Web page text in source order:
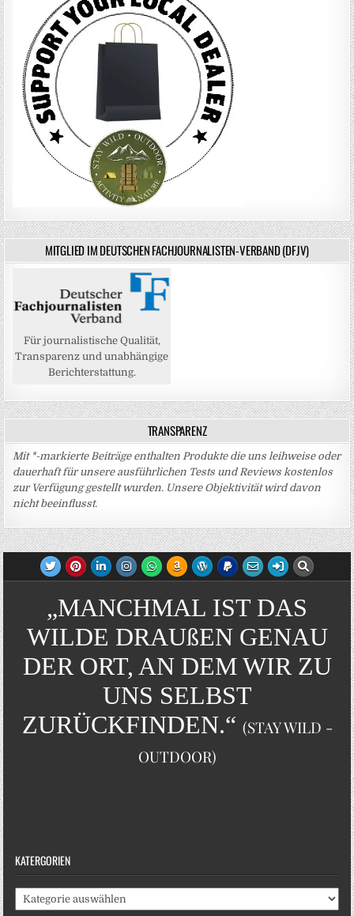
MITGLIED IM DEUTSCHEN FACHJOURNALISTEN-VERBAND (DFJV)
Für journalistische Qualität,
Transparenz und unabhängige
Berichterstattung.
TRANSPARENZ
Mit *-markierte Beiträge enthalten Produkte die uns leihweise oder
dauerhaft für unsere ausführlichen Tests und Reviews kostenlos
zur Verfügung gestellt wurden. Unsere Objektivität wird davon
nicht beeinflusst.
„MANCHMAL IST DAS
WILDE DRAUßEN GENAU
DER ORT, AN DEM WIR ZU
UNS SELBST
ZURÜCKFINDEN.“ (STAY WILD -
OUTDOOR)
KATERGORIEN
Katergorien